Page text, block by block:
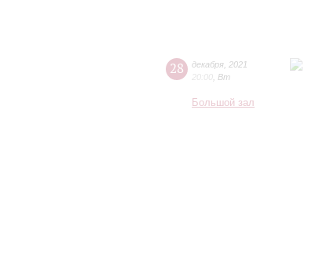
28 декабря 2021
20:00 Вт
Большой зал